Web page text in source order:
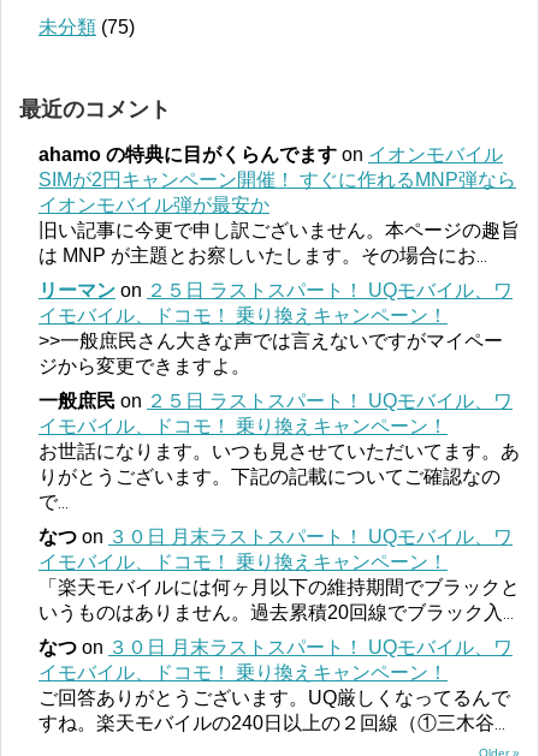
未分類 (75)
最近のコメント
ahamo の特典に目がくらんでます on イオンモバイル
SIMが2円キャンペーン開催！ すぐに作れるMNP弾なら
イオンモバイル弾が最安か
旧い記事に今更で申し訳ございません。本ページの趣旨
は MNP が主題とお察しいたします。その場合にお
リーマン on ２５日 ラストスパート！ UQモバイル、ワ
イモバイル、ドコモ！ 乗り換えキャンペーン！
>>一般庶民さん大きな声では言えないですがマイペー
ジから変更できますよ。
一般庶民 on ２５日 ラストスパート！ UQモバイル、ワ
イモバイル、ドコモ！ 乗り換えキャンペーン！
お世話になります。いつも見させていただいてます。あ
りがとうございます。下記の記載についてご確認なの
で...
なつ on ３０日 月末ラストスパート！ UQモバイル、ワ
イモバイル、ドコモ！ 乗り換えキャンペーン！
「楽天モバイルには何ヶ月以下の維持期間でブラックと
いうものはありません。過去累積20回線でブラック入
なつ on ３０日 月末ラストスパート！ UQモバイル、ワ
イモバイル、ドコモ！ 乗り換えキャンペーン！
ご回答ありがとうございます。UQ厳しくなってるんで
すね。楽天モバイルの240日以上の２回線（①三木谷
Older »